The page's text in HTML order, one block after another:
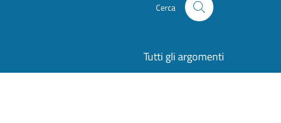
Cerca
Tutti gli argomenti